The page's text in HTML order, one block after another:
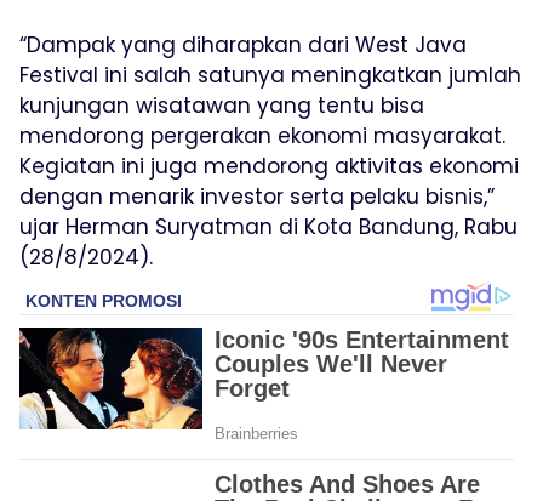
“Dampak yang diharapkan dari West Java
Festival ini salah satunya meningkatkan jumlah
kunjungan wisatawan yang tentu bisa
mendorong pergerakan ekonomi masyarakat.
Kegiatan ini juga mendorong aktivitas ekonomi
dengan menarik investor serta pelaku bisnis,”
ujar Herman Suryatman di Kota Bandung, Rabu
(28/8/2024).